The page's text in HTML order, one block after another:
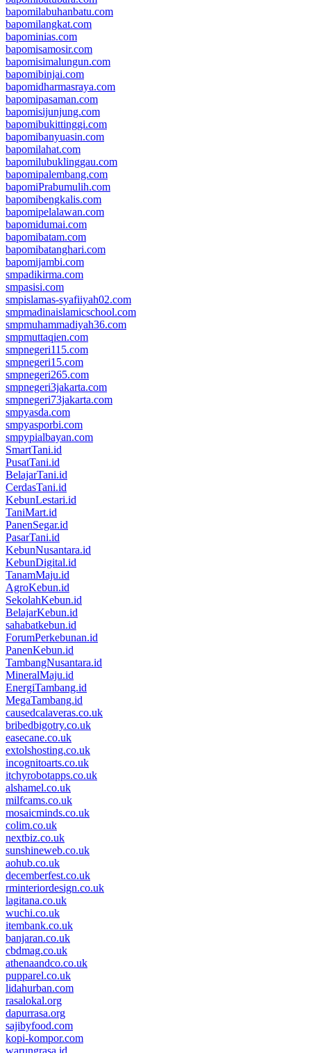
bapomilabuhanbatu.com
bapomilangkat.com
bapominias.com
bapomisamosir.com
bapomisimalungun.com
bapomibinjai.com
bapomidharmasraya.com
bapomipasaman.com
bapomisijunjung.com
bapomibukittinggi.com
bapomibanyuasin.com
bapomilahat.com
bapomilubuklinggau.com
bapomipalembang.com
bapomiPrabumulih.com
bapomibengkalis.com
bapomipelalawan.com
bapomidumai.com
bapomibatam.com
bapomibatanghari.com
bapomijambi.com
smpadikirma.com
smpasisi.com
smpislamas-syafiiyah02.com
smpmadinaislamicschool.com
smpmuhammadiyah36.com
smpmuttaqien.com
smpnegeri115.com
smpnegeri15.com
smpnegeri265.com
smpnegeri3jakarta.com
smpnegeri73jakarta.com
smpyasda.com
smpyasporbi.com
smpypialbayan.com
SmartTani.id
PusatTani.id
BelajarTani.id
CerdasTani.id
KebunLestari.id
TaniMart.id
PanenSegar.id
PasarTani.id
KebunNusantara.id
KebunDigital.id
TanamMaju.id
AgroKebun.id
SekolahKebun.id
BelajarKebun.id
sahabatkebun.id
ForumPerkebunan.id
PanenKebun.id
TambangNusantara.id
MineralMaju.id
EnergiTambang.id
MegaTambang.id
causedcalaveras.co.uk
bribedbigotry.co.uk
easecane.co.uk
extolshosting.co.uk
incognitoarts.co.uk
itchyrobotapps.co.uk
alshamel.co.uk
milfcams.co.uk
mosaicminds.co.uk
colim.co.uk
nextbiz.co.uk
sunshineweb.co.uk
aohub.co.uk
decemberfest.co.uk
rminteriordesign.co.uk
lagitana.co.uk
wuchi.co.uk
itembank.co.uk
banjaran.co.uk
cbdmag.co.uk
athenaandco.co.uk
pupparel.co.uk
lidahurban.com
rasalokal.org
dapurrasa.org
sajibyfood.com
kopi-kompor.com
warungrasa.id